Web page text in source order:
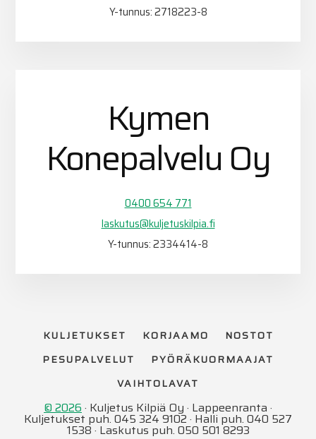
Y-tunnus: 2718223-8
Kymen
Konepalvelu Oy
0400 654 771
laskutus@kuljetuskilpia.fi
Y-tunnus: 2334414-8
KULJETUKSET KORJAAMO
NOSTOT
PESUPALVELUT
PYÖRÄKUORMAAJAT
VAIHTOLAVAT
© 2026· Kuljetus Kilpiä Oy · Lappeenranta ·
Kuljetukset puh. 045 324 9102 · Halli puh. 040 527
1538 · Laskutus puh. 050 501 8293